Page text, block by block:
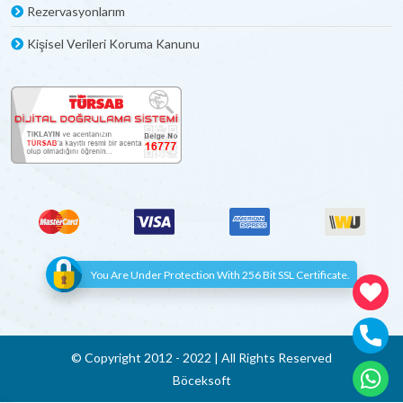
uydu alıcısı ve klimada bulunmaktadır.
Steril ve Güvenli Ortam
seçenekleri; konaklayacakları mekânların konforlu, güvenli ve
sağlıklı olmasına özen gösteren bireyler için oldukça idealdir.
Rezervasyonlarım
Kişisel Verileri Koruma Kanunu
You Are Under Protection With 256 Bit SSL Certificate.
© Copyright 2012 - 2022 | All Rights Reserved
Böceksoft